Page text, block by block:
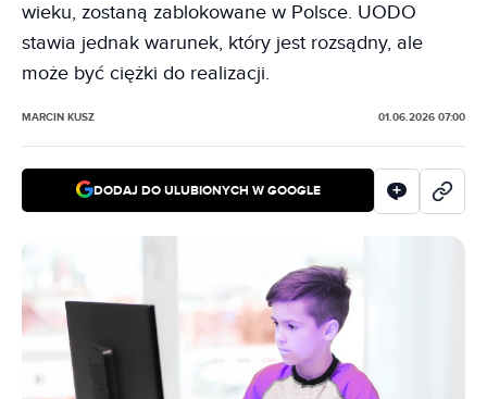
wieku, zostaną zablokowane w Polsce. UODO
stawia jednak warunek, który jest rozsądny, ale
może być ciężki do realizacji.
MARCIN KUSZ 01.06.2026 07:00
DODAJ DO ULUBIONYCH W GOOGLE